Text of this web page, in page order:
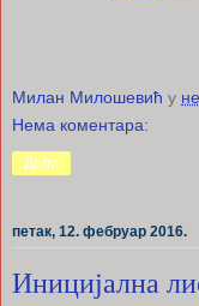
Милан Милошевић у
Нема коментара:
Дели
петак, 12. фебруар 2016.
Иницијална